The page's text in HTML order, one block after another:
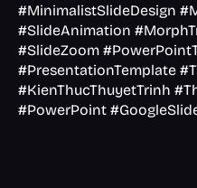
#MinimalistSlideDesign
#SlideAnimation
#SlideZoom
#PresentationTemplate
#KienThucThuyetTrinh
#PowerPoint